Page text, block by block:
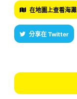
在地圖上查看海灘
分享在 Twitter